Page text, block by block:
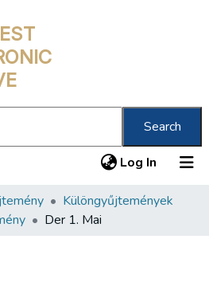
Search
Log In (current)
Különgyűjtemények
Der 1. Mai